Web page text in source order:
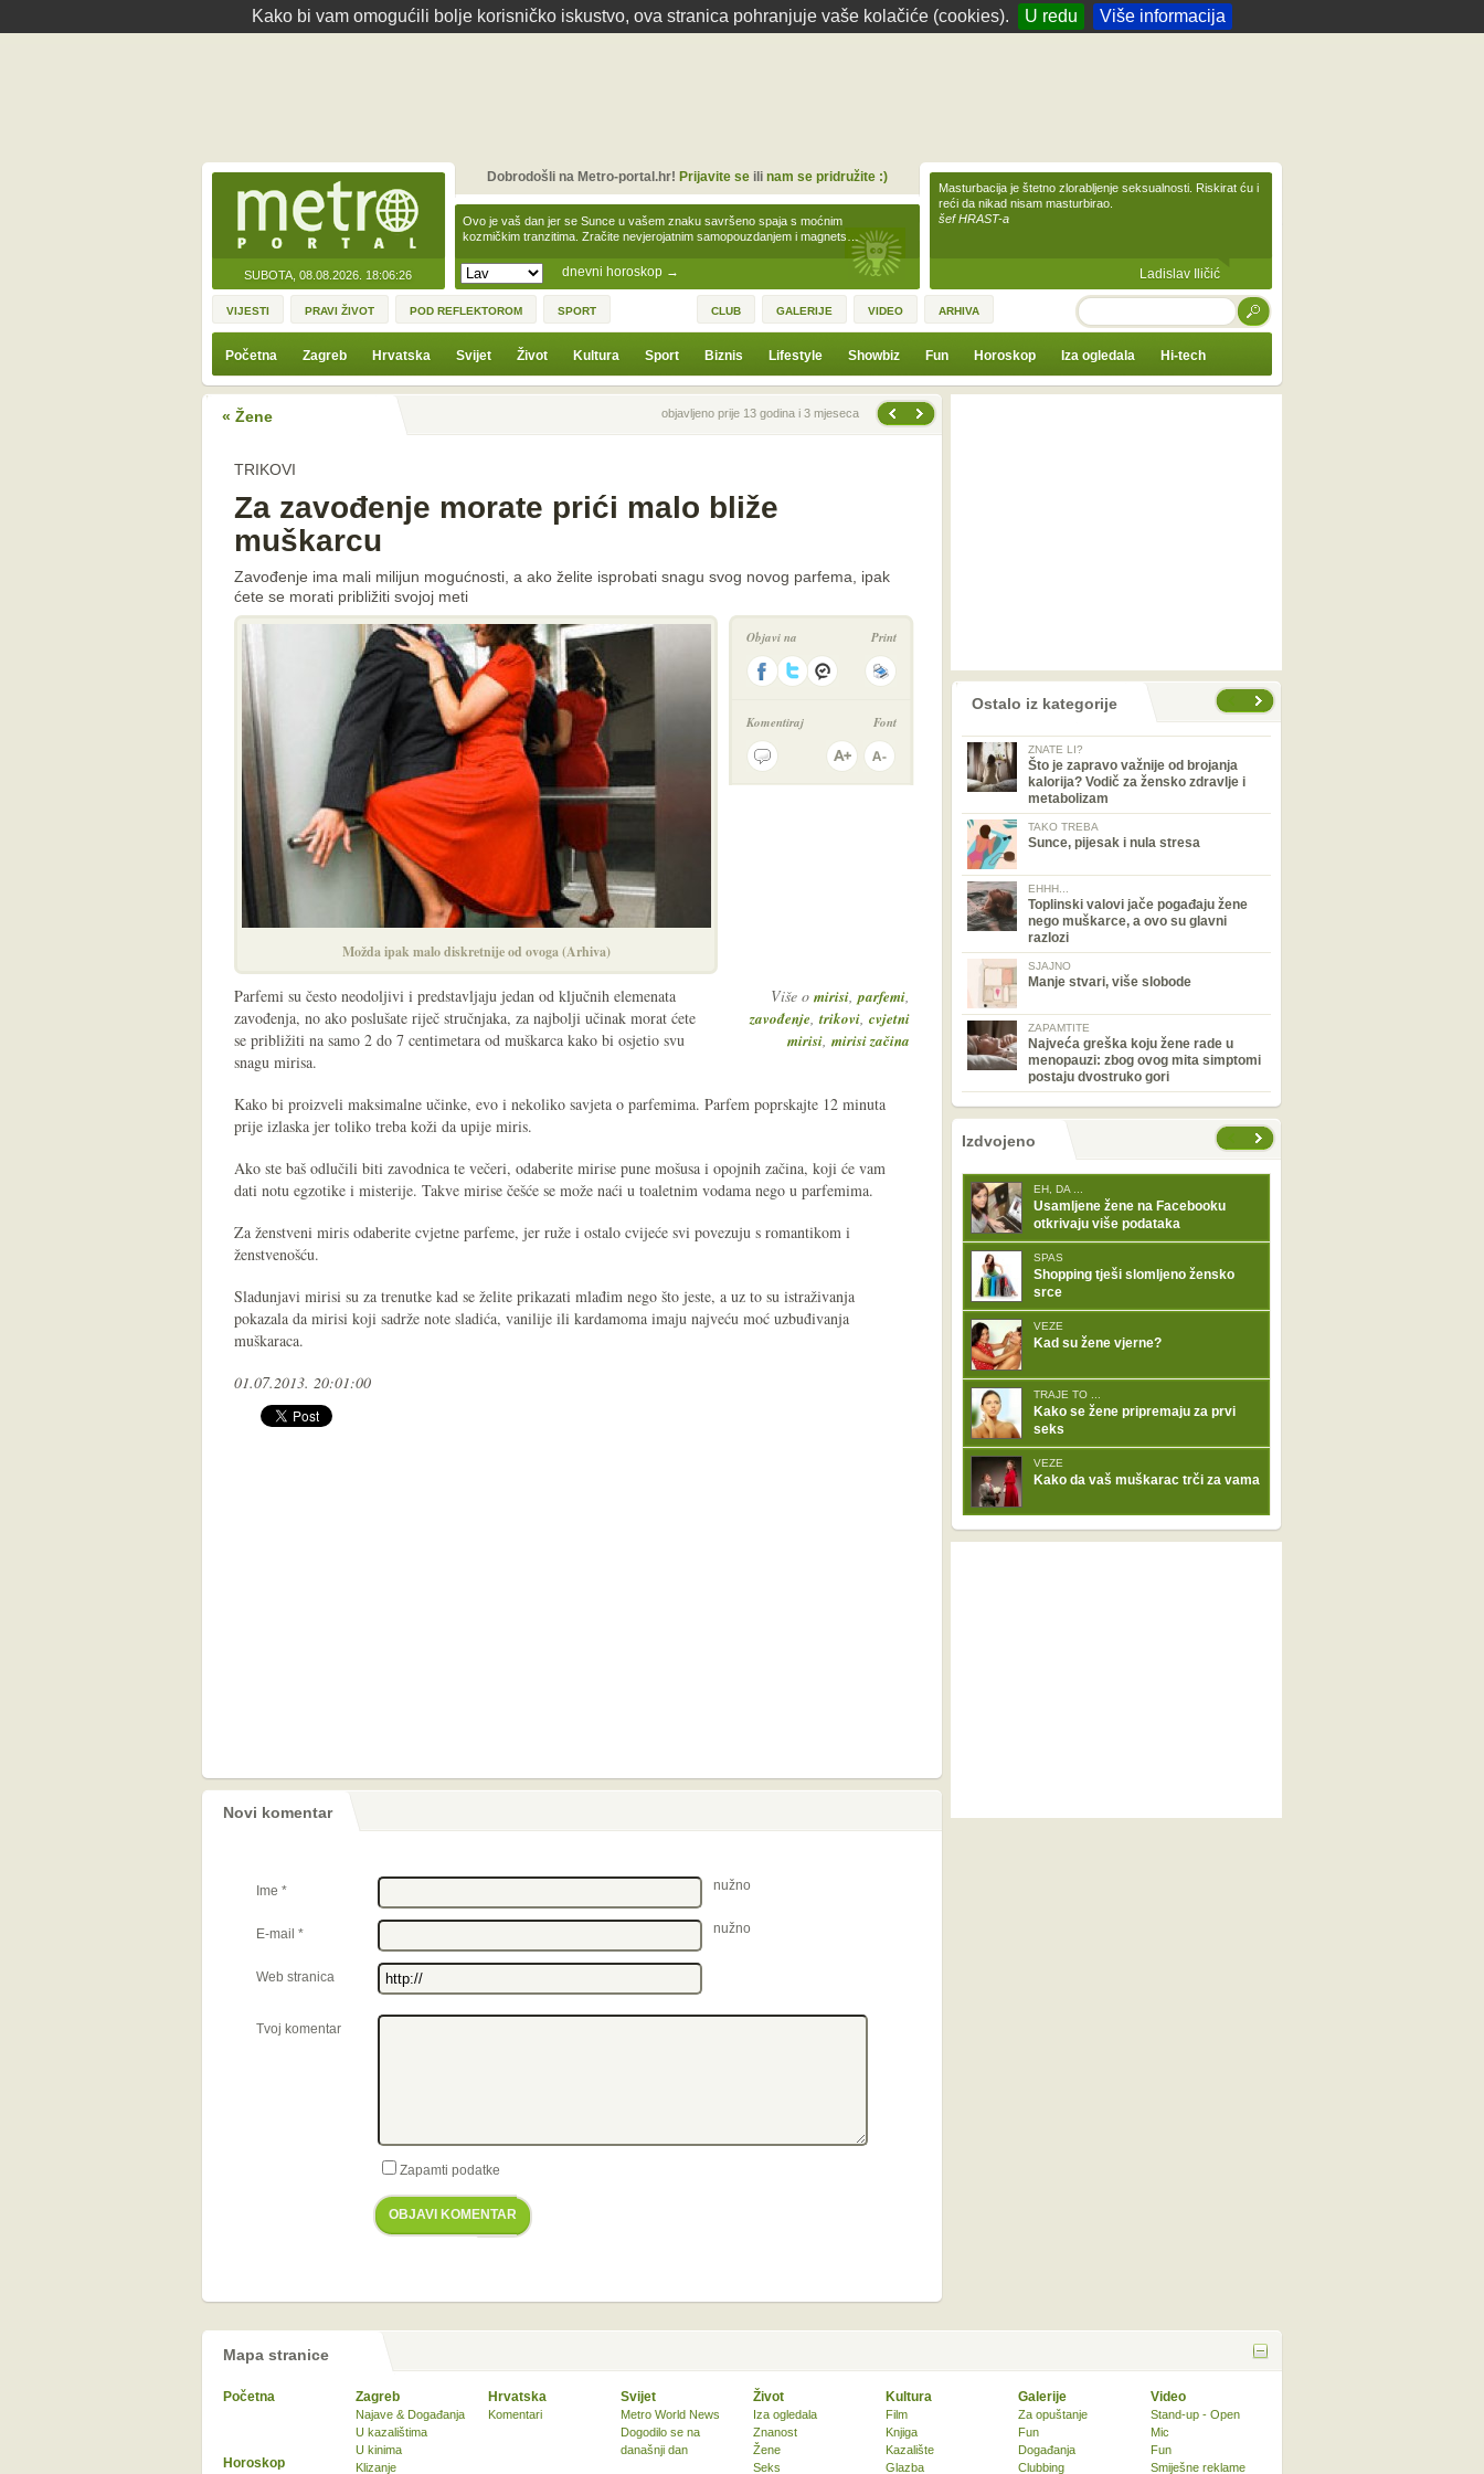
Kako bi vam omogućili bolje korisničko iskustvo, ova stranica pohranjuje vaše kolačiće (cookies). U redu Više informacija
SUBOTA, 08.08.2026. 18:06:26 dnevni horoskop →
Ovo je vaš dan jer se Sunce u vašem znaku savršeno spaja s moćnim
kozmičkim tranzitima. Zračite nevjerojatnim samopouzdanjem i magnets…
Dobrodošli na Metro-portal.hr! Prijavite seili nam se pridružite :)
Masturbacija je štetno zlorabljenje seksualnosti. Riskirat ću i
reći da nikad nisam masturbirao.
šef HRAST-a
Ladislav Iličić
VIJESTI PRAVI ŽIVOT POD REFLEKTOROM SPORT CLUB GALERIJE VIDEO ARHIVA TRAŽI
Početna Zagreb Hrvatska Svijet Život Kultura Sport Biznis Lifestyle Showbiz Fun Horoskop Iza ogledala Hi-tech
« Žene Prethodna vijestobjavljeno prije 13 godina i 3 mjeseca
TRIKOVI
Za zavođenje morate prići malo bliže
muškarcu
Zavođenje ima mali milijun mogućnosti, a ako želite isprobati snagu svog novog parfema, ipak
ćete se morati približiti svojoj meti
Možda ipak malo diskretnije od ovoga (Arhiva)
Objavi na Print
Komentiraj Font
Više o mirisi,parfemi,
zavođenje, trikovi, cvjetni
mirisi, mirisi začina
Parfemi su često neodoljivi i predstavljaju jedan od ključnih elemenata
zavođenja, no ako poslušate riječ stručnjaka, za najbolji učinak morat ćete
se približiti na samo 2 do 7 centimetara od muškarca kako bi osjetio svu
snagu mirisa.
Kako bi proizveli maksimalne učinke, evo i nekoliko savjeta o parfemima. Parfem poprskajte 12 minuta
prije izlaska jer toliko treba koži da upije miris.
Ako ste baš odlučili biti zavodnica te večeri, odaberite mirise pune mošusa i opojnih začina, koji će vam
dati notu egzotike i misterije. Takve mirise češće se može naći u toaletnim vodama nego u parfemima.
Za ženstveni miris odaberite cvjetne parfeme, jer ruže i ostalo cvijeće svi povezuju s romantikom i
ženstvenošću.
Sladunjavi mirisi su za trenutke kad se želite prikazati mlađim nego što jeste, a uz to su istraživanja
pokazala da mirisi koji sadrže note sladića, vanilije ili kardamoma imaju najveću moć uzbuđivanja
muškaraca.
01.07.2013. 20:01:00
Novi komentar
Ime * nužno
E-mail * nužno
Web stranica
Tvoj komentar
Zapamti podatke
OBJAVI KOMENTAR
Ostalo iz kategorije
ZNATE LI?
Što je zapravo važnije od brojanja
kalorija? Vodič za žensko zdravlje i
metabolizam
TAKO TREBA
Sunce, pijesak i nula stresa
EHHH...
Toplinski valovi jače pogađaju žene
nego muškarce, a ovo su glavni
razlozi
SJAJNO
Manje stvari, više slobode
ZAPAMTITE
Najveća greška koju žene rade u
menopauzi: zbog ovog mita simptomi
postaju dvostruko gori
nema prethodne stranice
sljedećeIzdvojeno
EH, DA ...
Usamljene žene na Facebooku
otkrivaju više podataka
SPAS
Shopping tješi slomljeno žensko
srce
VEZE
Kad su žene vjerne?
TRAJE TO ...
Kako se žene pripremaju za prvi
seks
VEZE
Kako da vaš muškarac trči za vama
Mapa stranice
Početna Zagreb
Najave & Događanja
U kazalištima
U kinima
Klizanje
Hrvatska
Komentari
Svijet
Metro World News
Dogodilo se na
današnji dan
Život
Iza ogledala
Znanost
Žene
Seks
Kultura
Film
Knjiga
Kazalište
Glazba
Horoskop
Galerije
Za opuštanje
Fun
Događanja
Clubbing
Video
Stand-up - Open
Mic
Fun
Smiješne reklame